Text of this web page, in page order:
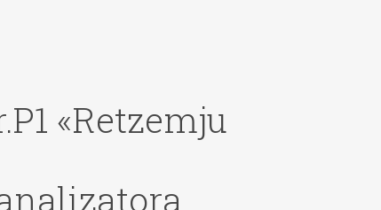
«Retzemju